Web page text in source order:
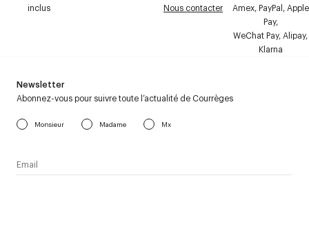
inclus
Nous contacter
Amex, PayPal, Apple
Pay,
WeChat Pay, Alipay,
Klarna
Newsletter
Abonnez-vous pour suivre toute l’actualité de Courrèges
Monsieur Madame Mx